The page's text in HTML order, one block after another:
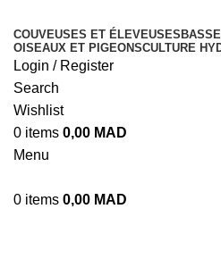
COUVEUSES ET ÉLEVEUSES
OISEAUX ET PIGEONSCULTURE
Login / Register
Search
Wishlist
0 items 0,00 MAD
Menu
0 items 0,00 MAD